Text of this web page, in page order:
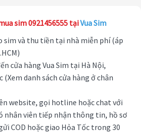
sim 0921456555 tạiVua Sim
sim và thu tiền tại nhà miễn phí (áp
cửa hàng Vua Sim tại Hà Nội,
danh sách cửa hàng ở chân
website, gọi hotline hoặc chat với
nhân viên tiếp nhận thông tin, hồ sơ
COD hoặc giao Hỏa Tốc trong 30